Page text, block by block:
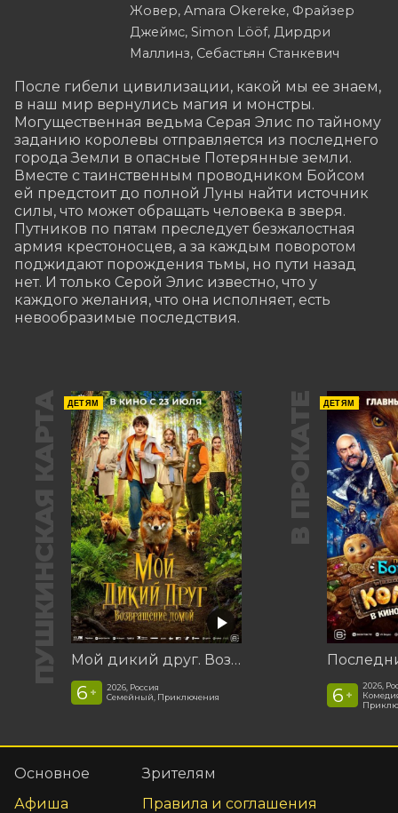
Жовер, Amara Okereke, Фрайзер
Джеймс, Simon Lööf, Дирдри
Маллинз, Себастьян Станкевич
После гибели цивилизации, какой мы ее знаем,
в наш мир вернулись магия и монстры.
Могущественная ведьма Серая Элис по тайному
заданию королевы отправляется из последнего
города Земли в опасные Потерянные земли.
Вместе с таинственным проводником Бойсом
ей предстоит до полной Луны найти источник
силы, что может обращать человека в зверя.
Путников по пятам преследует безжалостная
армия крестоносцев, а за каждым поворотом
поджидают порождения тьмы, но пути назад
нет. И только Серой Элис известно, что у
каждого желания, что она исполняет, есть
невообразимые последствия.
ПУШКИНСКАЯ КАРТА ДЕТЯМ
Мой дикий друг. Возвращение домой
6 +
2026, Россия
Семейный, Приключения
В ПРОКАТЕ ДЕТЯМ
6 +
2026,
Основное
Афиша
Зрителям
Правила и соглашения